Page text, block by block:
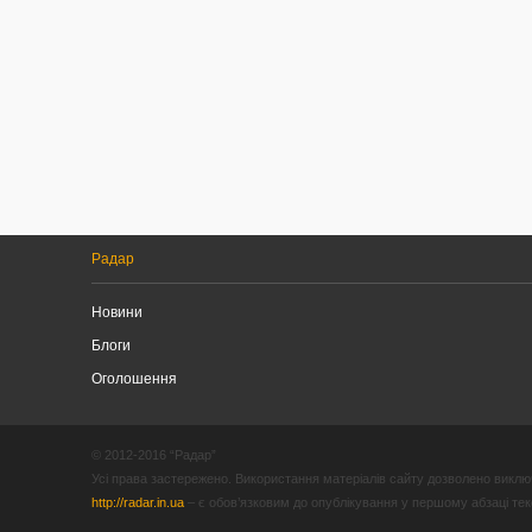
Радар
Новини
Блоги
Оголошення
© 2012-2016 “Радар”
Усі права застережено. Використання матеріалів сайту дозволено
http://radar.in.ua – є обов’язковим до опублікування у першому абзаці